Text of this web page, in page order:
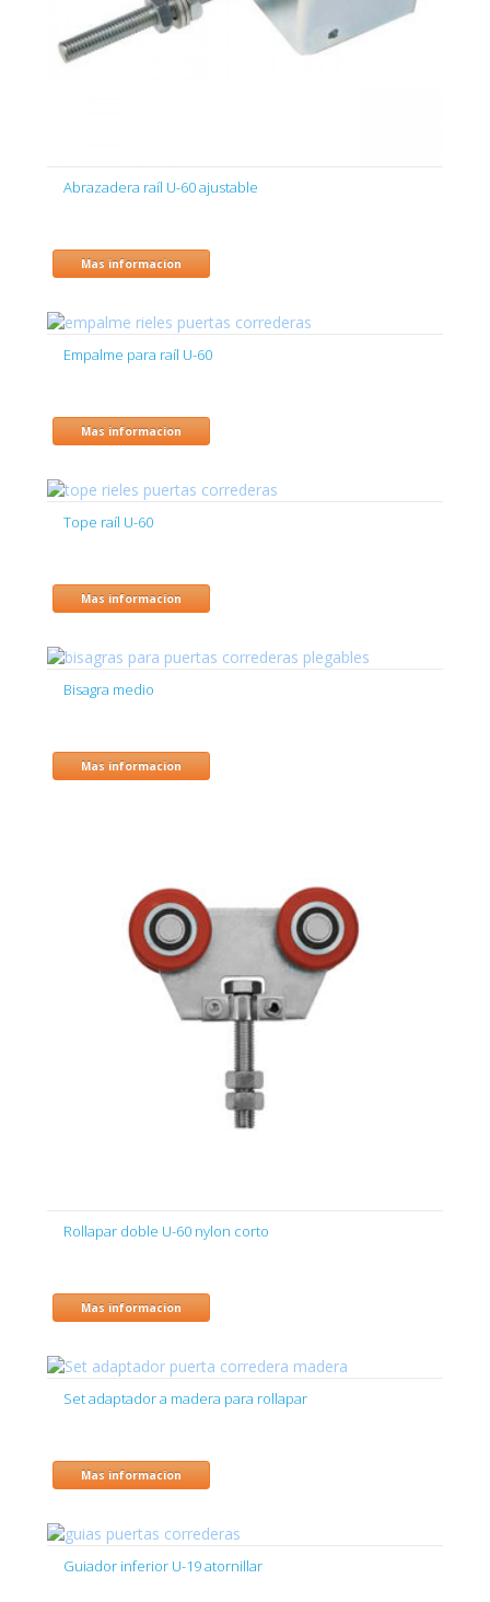
Abrazadera raíl U-60 ajustable
Mas informacion
Empalme para raíl U-60
Mas informacion
Tope raíl U-60
Mas informacion
Bisagra medio
Mas informacion
Rollapar doble U-60 nylon corto
Mas informacion
Set adaptador a madera para rollapar
Mas informacion
Guiador inferior U-19 atornillar